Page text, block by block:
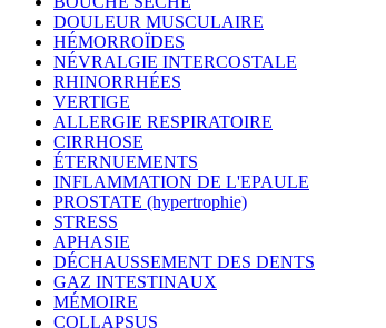
DOULEUR MUSCULAIRE
HÉMORROÏDES
NÉVRALGIE INTERCOSTALE
RHINORRHÉES
VERTIGE
ALLERGIE RESPIRATOIRE
CIRRHOSE
ÉTERNUEMENTS
INFLAMMATION DE L'EPAULE
PROSTATE (hypertrophie)
STRESS
APHASIE
DÉCHAUSSEMENT DES DENTS
GAZ INTESTINAUX
MÉMOIRE
COLLAPSUS